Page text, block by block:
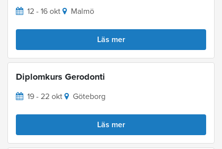
12 - 16 okt Malmö
Läs mer
Diplomkurs Gerodonti
19 - 22 okt Göteborg
Läs mer